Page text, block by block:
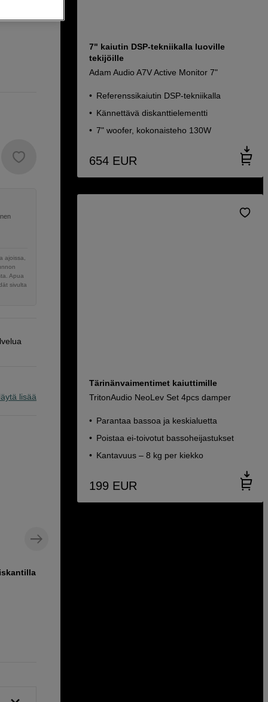
ajoissa,
Apua
sivulta
lisää
7" kaiutin DSP-tekniikalla luoville
tekijöille
Adam Audio A7V Active Monitor 7"
Referenssikaiutin DSP-tekniikalla
Kännettävä diskanttielementti
7" woofer, kokonaisteho 130W
654 EUR
Tärinänvaimentimet kaiuttimille
TritonAudio NeoLev Set 4pcs damper
Parantaa bassoa ja keskialuetta
Poistaa ei-toivotut bassoheijastukset
Kantavuus – 8 kg per kiekko
199 EUR